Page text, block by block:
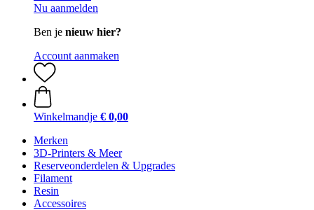
Nu aanmelden
Ben je nieuw hier?
Account aanmaken
Winkelmandje € 0,00
Merken
3D-Printers & Meer
Reserveonderdelen & Upgrades
Filament
Resin
Accessoires